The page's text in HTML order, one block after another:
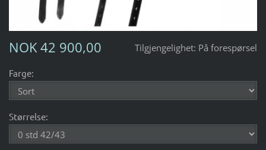
Tilgjengelighet: På forespørsel
NOK 42 900,00
Farge:
Størrelse: